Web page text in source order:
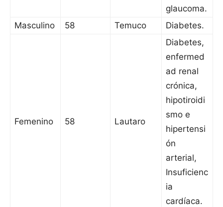
glaucoma.
Masculino
58 Temuco Diabetes.
Femenino 58 Lautaro
Diabetes,
enfermed
ad renal
crónica,
hipotiroidi
smo e
hipertensi
ón
arterial,
Insuficienc
ia
cardíaca.